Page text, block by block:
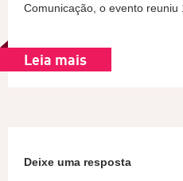
Comunicação, o evento
Leia mais
Deixe uma resposta